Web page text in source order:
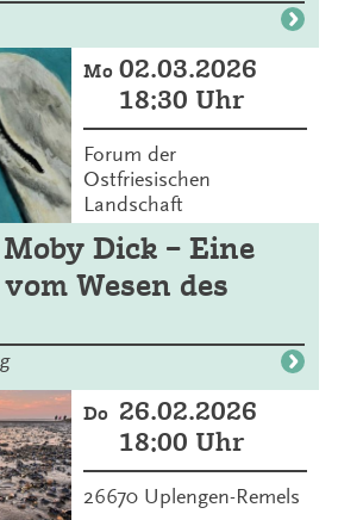
Mo 02.03.2026
18:30 Uhr
Forum der
Ostfriesischen
Landschaft
Dick – Eine
Wesen des
Do 26.02.2026
18:00 Uhr
26670 Uplengen-Remels